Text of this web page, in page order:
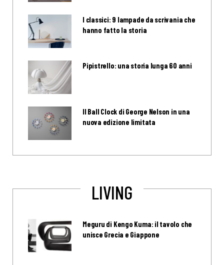
I classici: 9 lampade da scrivania che
hanno fatto la storia
Pipistrello: una storia lunga 60 anni
Il Ball Clock di George Nelson in una
nuova edizione limitata
LIVING
Meguru di Kengo Kuma: il tavolo che
unisce Grecia e Giappone